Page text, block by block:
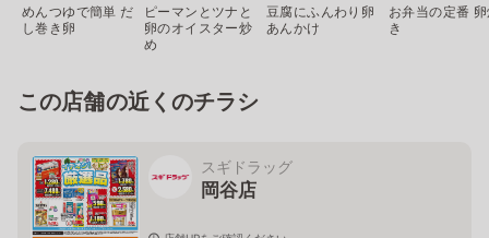
めんつゆで簡単 だ
し巻き卵
ピーマンとツナと
卵のオイスター炒
め
豆腐にふんわり卵
あんかけ
お弁当の定番
き
この店舗の近くのチラシ
スギドラッグ
岡谷店